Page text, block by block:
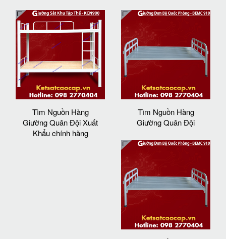
Tìm Nguồn Hàng
Giường Quân Đội Xuất
Khẩu chính hãng
Tìm Nguồn Hàng
Giường Quân Đội